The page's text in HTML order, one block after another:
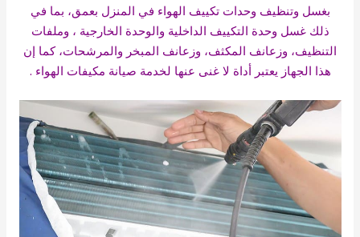
بغسل وتنظيف وحدات تكييف الهواء في المنزل بعمق، بما في
ذلك غسل وحدة التكييف الداخلية والوحدة الخارجية ، وملفات
التنظيف، وزعانف المكثف، وزعانف المبخر والمرشحات، كما إن
هذا الجهاز يعتبر أداة لا غنى عنها لخدمة صيانة مكيفات الهواء .